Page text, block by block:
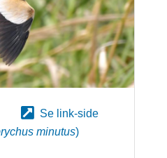
Se link-side
minutus)